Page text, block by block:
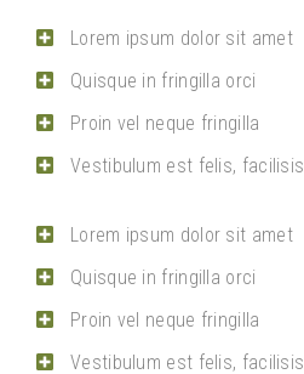
Lorem ipsum dolor sit amet
Quisque in fringilla orci
Proin vel neque fringilla
Vestibulum est felis, facilisis
Lorem ipsum dolor sit amet
Quisque in fringilla orci
Proin vel neque fringilla
Vestibulum est felis, facilisis